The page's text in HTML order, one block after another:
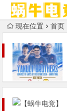
现在位置 首页